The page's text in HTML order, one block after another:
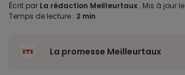
Écrit par La rédaction Meilleurtaux . Mis à jour le
Temps de lecture : 2 min
La promesse Meilleurtaux